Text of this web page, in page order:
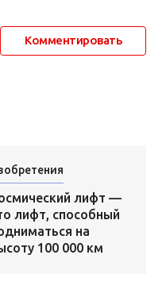
Комментировать
лифт —
лифт, способный
на
100 000 км